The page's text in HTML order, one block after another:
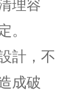
理容
。
計，不
成破